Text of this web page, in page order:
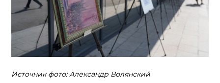
Источник фото: Александр Волянский